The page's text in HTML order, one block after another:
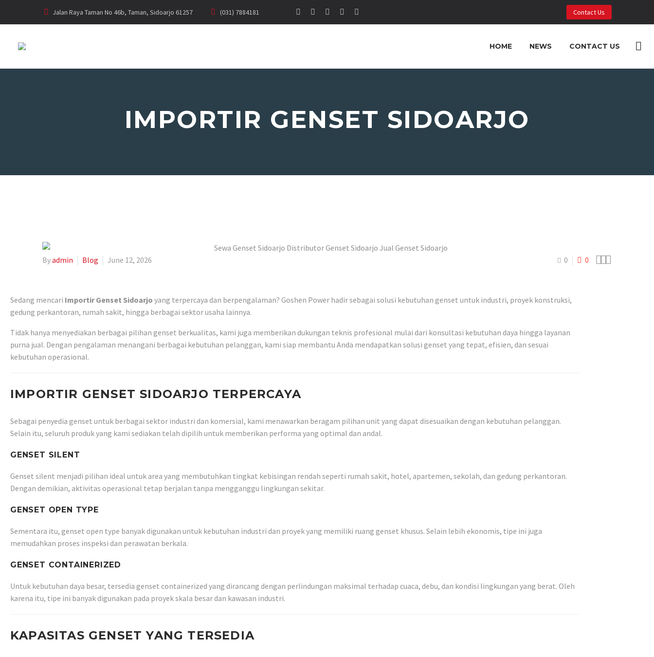
Jalan Raya Taman No 46b, Taman, Sidoarjo 61257 (031) 7884181 Contact Us
HOME NEWS CONTACT US
IMPORTIR GENSET SIDOARJO
0 0 
Byadmin Blog June 12, 2026
Sedang mencari Importir Genset Sidoarjo yang terpercaya dan berpengalaman? Goshen Power hadir sebagai solusi kebutuhan genset untuk industri, proyek konstruksi,
gedung perkantoran, rumah sakit, hingga berbagai sektor usaha lainnya.
Tidak hanya menyediakan berbagai pilihan genset berkualitas, kami juga memberikan dukungan teknis profesional mulai dari konsultasi kebutuhan daya hingga layanan
purna jual. Dengan pengalaman menangani berbagai kebutuhan pelanggan, kami siap membantu Anda mendapatkan solusi genset yang tepat, efisien, dan sesuai
kebutuhan operasional.
IMPORTIR GENSET SIDOARJO TERPERCAYA
Sebagai penyedia genset untuk berbagai sektor industri dan komersial, kami menawarkan beragam pilihan unit yang dapat disesuaikan dengan kebutuhan pelanggan.
Selain itu, seluruh produk yang kami sediakan telah dipilih untuk memberikan performa yang optimal dan andal.
GENSET SILENT
Genset silent menjadi pilihan ideal untuk area yang membutuhkan tingkat kebisingan rendah seperti rumah sakit, hotel, apartemen, sekolah, dan gedung perkantoran.
Dengan demikian, aktivitas operasional tetap berjalan tanpa mengganggu lingkungan sekitar.
GENSET OPEN TYPE
Sementara itu, genset open type banyak digunakan untuk kebutuhan industri dan proyek yang memiliki ruang genset khusus. Selain lebih ekonomis, tipe ini juga
memudahkan proses inspeksi dan perawatan berkala.
GENSET CONTAINERIZED
Untuk kebutuhan daya besar, tersedia genset containerized yang dirancang dengan perlindungan maksimal terhadap cuaca, debu, dan kondisi lingkungan yang berat. Oleh
karena itu, tipe ini banyak digunakan pada proyek skala besar dan kawasan industri.
KAPASITAS GENSET YANG TERSEDIA